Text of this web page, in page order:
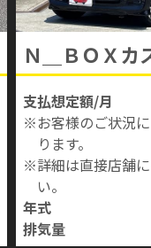
Ｎ＿ＢＯＸカ
支払想定額/月
※お客様のご状況
ります。
※詳細は直接店舗
い。
年式
排気量